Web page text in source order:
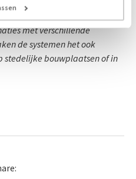
met verschillende
de systemen het ook
stedelijke bouwplaatsen of in